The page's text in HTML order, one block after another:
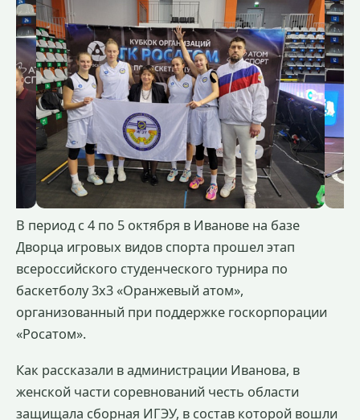
В период с 4 по 5 октября в Иванове на базе
Дворца игровых видов спорта прошел этап
всероссийского студенческого турнира по
баскетболу 3x3 «Оранжевый атом»,
организованный при поддержке госкорпорации
«Росатом».
Как рассказали в администрации Иванова, в
женской части соревнований честь области
защищала сборная ИГЭУ, в состав которой вошли